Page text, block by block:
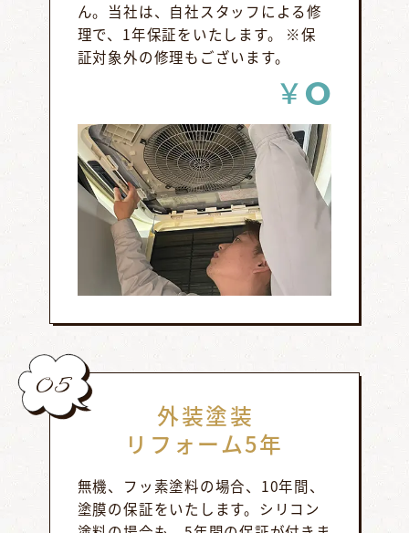
ん。当社は、自社スタッフによる修
理で、1年保証をいたします。 ※保
証対象外の修理もございます。
￥0
05
外装塗装
リフォーム5年
無機、フッ素塗料の場合、10年間、
塗膜の保証をいたします。シリコン